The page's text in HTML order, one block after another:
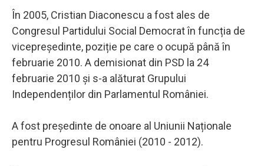
În 2005, Cristian Diaconescu a fost ales de
Congresul Partidului Social Democrat în funcția de
vicepreședinte, poziție pe care o ocupă până în
februarie 2010. A demisionat din PSD la 24
februarie 2010 și s-a alăturat Grupului
Independenților din Parlamentul României.
A fost președinte de onoare al Uniunii Naționale
pentru Progresul României (2010 - 2012).